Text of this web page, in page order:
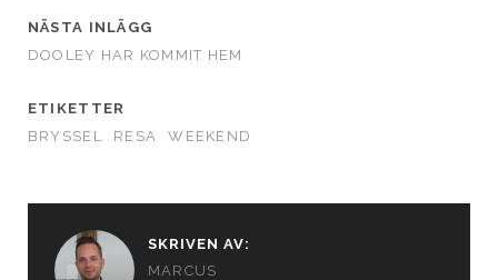
NÄSTA INLÄGG
DOOLEY HAR KOMMIT HEM
ETIKETTER
BRYSSEL
RESA WEEKEND
SKRIVEN AV:
MARCUS